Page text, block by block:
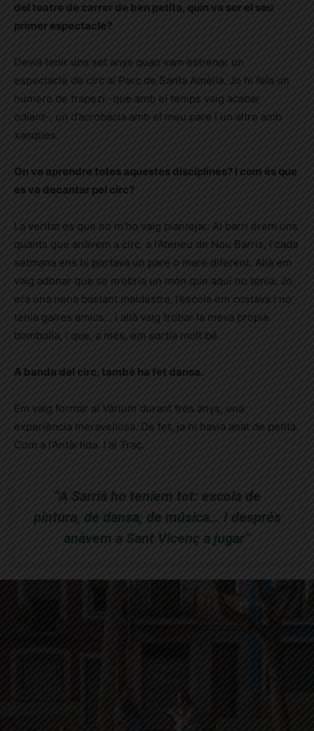
del teatre de carrer de ben petita, quin va ser el seu
primer espectacle?
Devia tenir uns set anys quan vam estrenar un
espectacle de circ al Parc de Santa Amèlia. Jo hi feia un
número de trapezi -que amb el temps vaig acabar
odiant-, un d’acrobàcia amb el meu pare i un altre amb
xanques.
On va aprendre totes aquestes disciplines? I com és que
es va decantar pel circ?
La veritat és que no m’ho vaig plantejar. Al barri érem uns
quants que anàvem a circ, a l’Ateneu de Nou Barris, i cada
setmana ens hi portava un pare o mare diferent. Allà em
vaig adonar que se m’obria un món que aquí no tenia. Jo
era una nena bastant maldestra, l’escola em costava i no
tenia gaires amics… i allà vaig trobar la meva pròpia
bombolla, i que, a més, em sortia molt bé.
A banda del circ, també ha fet dansa.
Em vaig formar al Vàrium durant tres anys, una
experiència meravellosa. De fet, ja hi havia anat de petita.
Com a l’Antàrtida. I al Traç.
“A Sarrià ho teníem tot: escola de
pintura, de dansa, de música… I després
anàvem a Sant Vicenç a jugar”